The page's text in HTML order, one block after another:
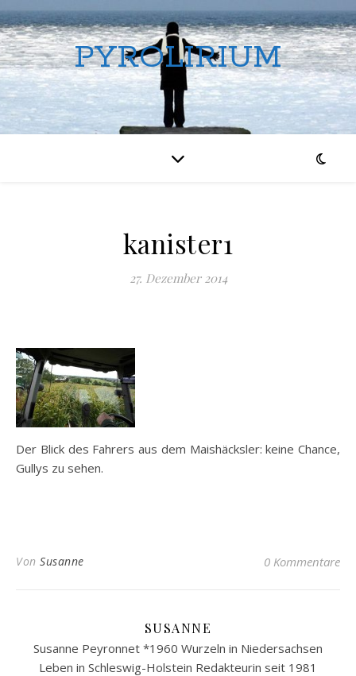
PYROLIRIUM
kanister1
27. Dezember 2014
Der Blick des Fahrers aus dem Maishäcksler: keine Chance,
Gullys zu sehen.
Von Susanne 0 Kommentare
SUSANNE
Susanne Peyronnet *1960 Wurzeln in Niedersachsen
Leben in Schleswig-Holstein Redakteurin seit 1981